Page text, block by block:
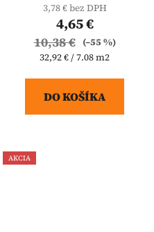
3,78 € bez DPH
4,65 €
10,38 €
(–55 %)
Jednotková
32,92 € / 7.08 m2
DO KOŠÍKA
AKCIA